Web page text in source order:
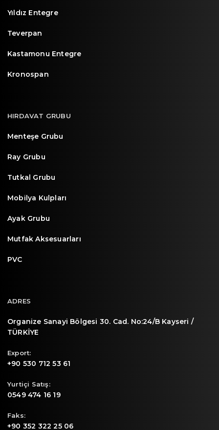
Yıldız Entegre
Teverpan
Kastamonu Entegre
Kronospan
HIRDAVAT GRUBU
Menteşe Grubu
Ray Grubu
Tutkal Grubu
Mobilya Kulpları
Ayak Grubu
Mutfak Aksesuarları
PVC
ADRES
Organize Sanayi Bölgesi 30. Cad. No:24/B Kayseri /
TÜRKİYE
Export:
+90 530 712 53 61
Yurtiçi Satış:
0549 474 16 19
Faks:
+90 352 322 25 06